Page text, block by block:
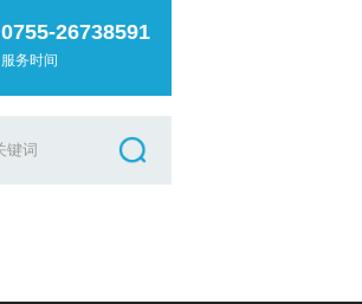
0755-26738591
服务时间